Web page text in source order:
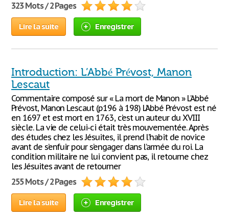
323 Mots / 2 Pages
Lire la suite Enregistrer
Introduction: L’Abbé Prévost, Manon
Lescaut
Commentaire composé sur « La mort de Manon » L’Abbé
Prévost, Manon Lescaut (p196 à 198) L’Abbé Prévost est né
en 1697 et est mort en 1763, c’est un auteur du XVIII
siècle. La vie de celui-ci était très mouvementée. Après
des études chez les Jésuites, il prend l’habit de novice
avant de s’enfuir pour s’engager dans l’armée du roi. La
condition militaire ne lui convient pas, il retourne chez
les Jésuites avant de retourner
255 Mots / 2 Pages
Lire la suite Enregistrer